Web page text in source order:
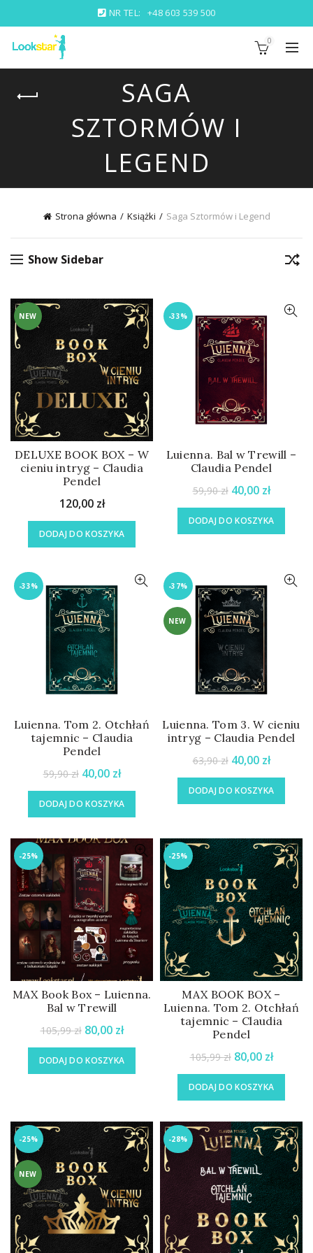
NR TEL: +48 603 539 500
0
SAGA
SZTORMÓW I
LEGEND
Strona główna Książki Saga Sztormów i Legend
Show Sidebar
NEW
DELUXE BOOK BOX – W
cieniu intryg – Claudia
Pendel
120,00 zł
DODAJ DO KOSZYKA
-33%
Luienna. Bal w Trewill –
Claudia Pendel
59,90zł 40,00 zł
DODAJ DO KOSZYKA
-33%
Luienna. Tom 2. Otchłań
tajemnic – Claudia
Pendel
59,90zł 40,00 zł
DODAJ DO KOSZYKA
-37%
NEW
Luienna. Tom 3. W cieniu
intryg – Claudia Pendel
63,90zł 40,00 zł
DODAJ DO KOSZYKA
-25%
MAX Book Box – Luienna.
Bal w Trewill
105,99zł 80,00 zł
DODAJ DO KOSZYKA
-25%
MAX BOOK BOX –
Luienna. Tom 2. Otchłań
tajemnic – Claudia
Pendel
105,99zł 80,00 zł
DODAJ DO KOSZYKA
-25%
NEW
-28%